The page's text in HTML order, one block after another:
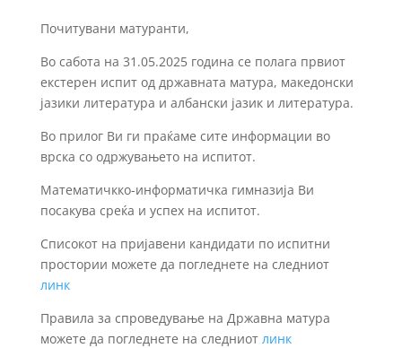
Почитувани матуранти,
Во сабота на 31.05.2025 година се полага првиот
екстерен испит од државната матура, македонски
јазики литература и албански јазик и литература.
Во прилог Ви ги праќаме сите информации во
врска со одржувањето на испитот.
Математичкко-информатичка гимназија Ви
посакува среќа и успех на испитот.
Списокот на пријавени кандидати по испитни
простории можете да погледнете на следниот
линк
Правила за спроведување на Државна матура
можете да погледнете на следниот линк